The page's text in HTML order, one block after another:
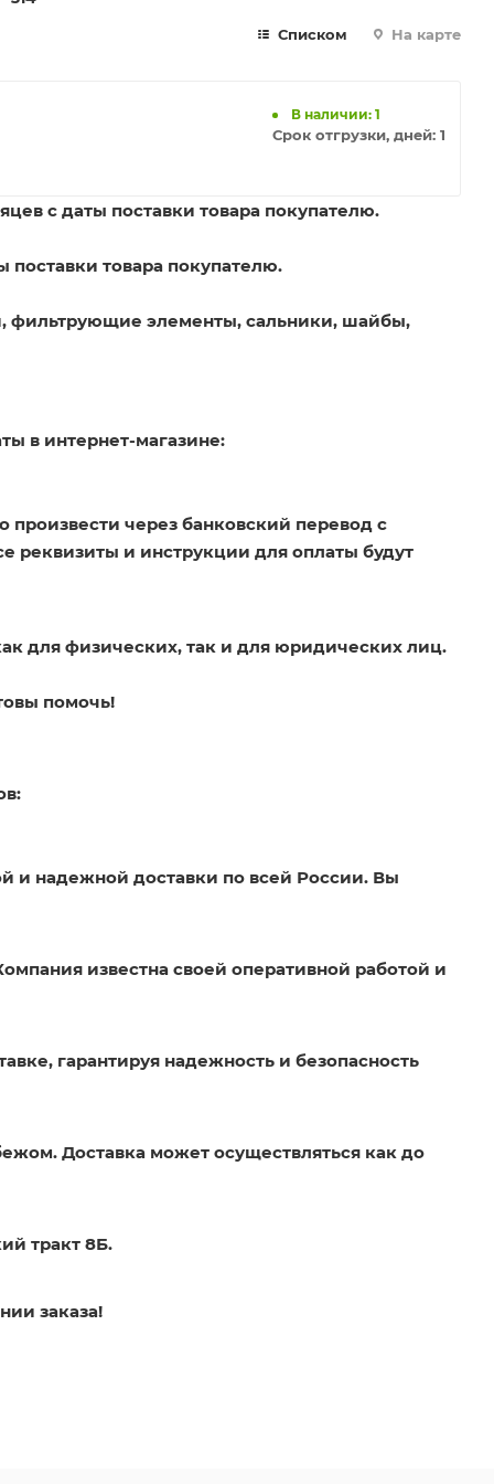
Списком На карте
В наличии: 1
Срок отгрузки, дней: 1
с даты поставки товара покупателю.
поставки товара покупателю.
фильтрующие элементы, сальники, шайбы,
в интернет-магазине:
произвести через банковский перевод с
реквизиты и инструкции для оплаты будут
для физических, так и для юридических лиц.
помочь!
и надежной доставки по всей России. Вы
известна своей оперативной работой и
гарантируя надежность и безопасность
Доставка может осуществляться как до
тракт 8Б.
заказа!